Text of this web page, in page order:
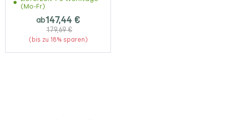
(Mo-Fr)
ab147,44 €
179,69 €
(bis zu 18% sparen)